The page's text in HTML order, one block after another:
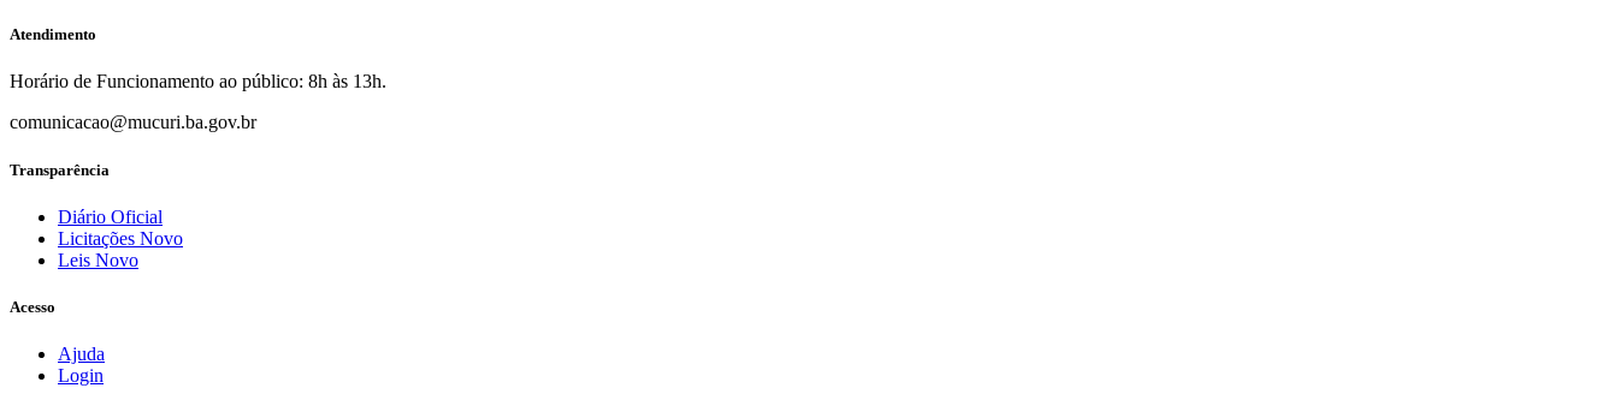
Atendimento
Horário de Funcionamento ao público: 8h às 13h.
comunicacao@mucuri.ba.gov.br
Transparência
Diário Oficial
Licitações Novo
Leis Novo
Acesso
Ajuda
Login